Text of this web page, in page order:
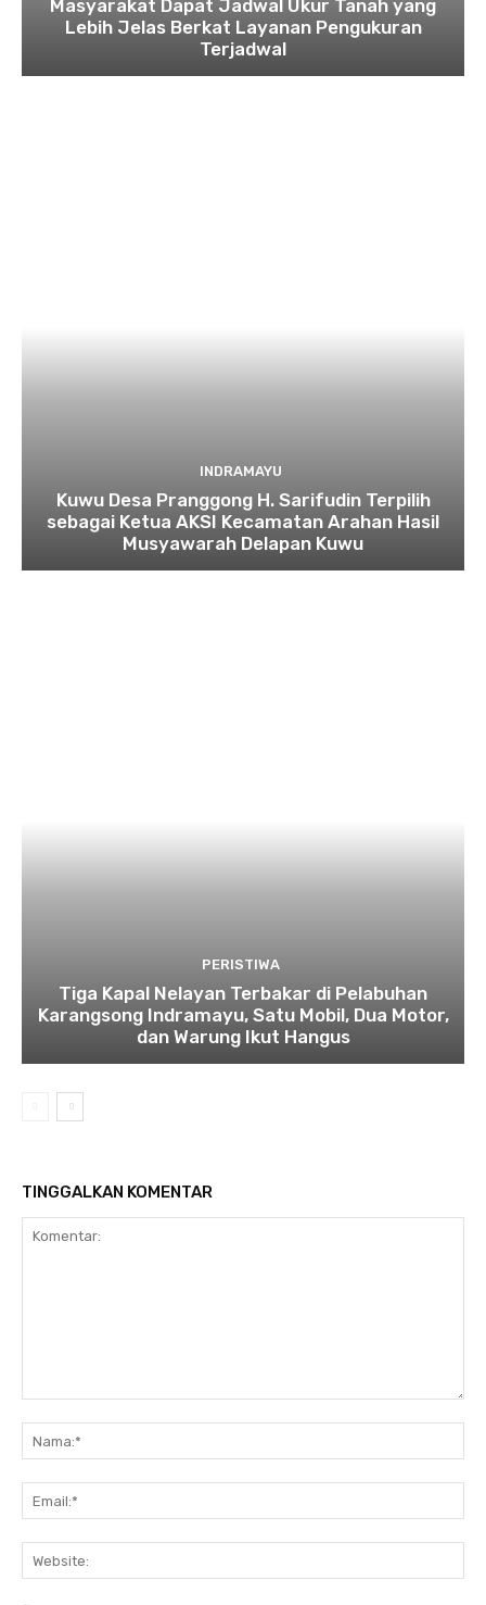
Masyarakat Dapat Jadwal Ukur Tanah yang
Lebih Jelas Berkat Layanan Pengukuran
Terjadwal
INDRAMAYU
Kuwu Desa Pranggong H. Sarifudin Terpilih
sebagai Ketua AKSI Kecamatan Arahan Hasil
Musyawarah Delapan Kuwu
PERISTIWA
Tiga Kapal Nelayan Terbakar di Pelabuhan
Karangsong Indramayu, Satu Mobil, Dua Motor,
dan Warung Ikut Hangus
TINGGALKAN KOMENTAR